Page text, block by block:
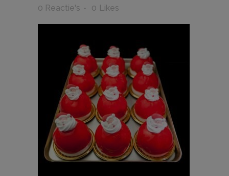
0 Reactie's
0 Likes